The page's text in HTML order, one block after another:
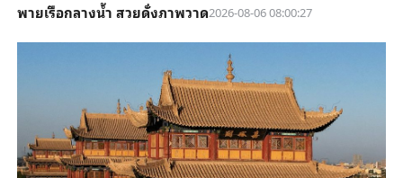
พายเรือกลางน้ำ สวยดั่งภาพวาด2026-08-06 08:00:27